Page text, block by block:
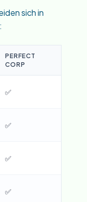
sich in
PERFECT
CORP
✅
✅
✅
✅